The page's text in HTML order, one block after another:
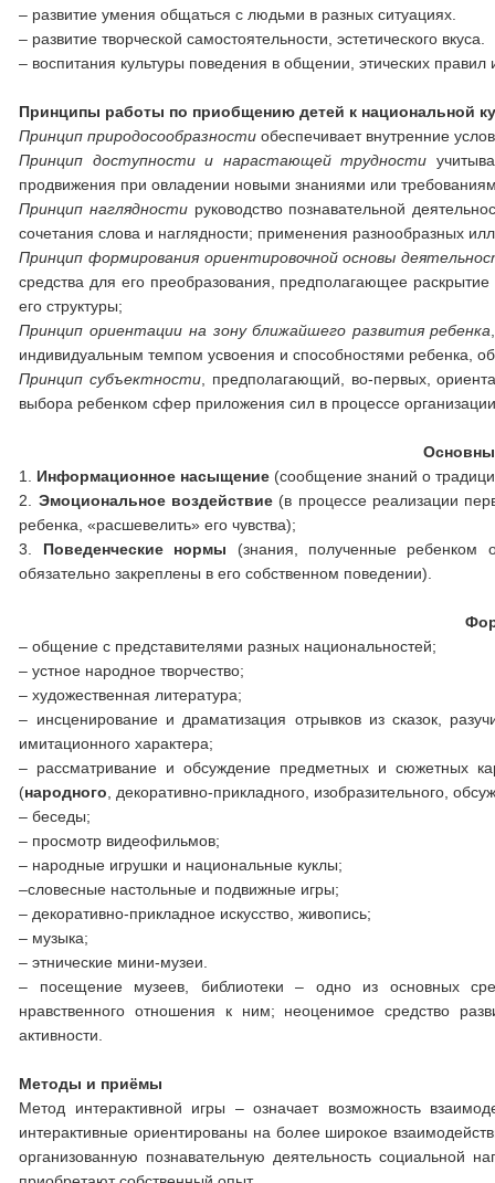
– развитие умения общаться с людьми в разных ситуациях.
– развитие творческой самостоятельности, эстетического вкуса.
– воспитания культуры поведения в общении, этических
Принципы работы по приобщению детей к национальной
Принцип природосообразности обеспечивает внутренние
Принцип доступности и нарастающей трудности
продвижения при овладении новыми знаниями или
Принцип наглядности руководство познавательной
сочетания слова и наглядности; применения разнообразных
Принцип формирования ориентировочной основы
средства для его преобразования, предполагающее
его структуры;
Принцип ориентации на зону ближайшего развития ребенка
индивидуальным темпом усвоения и способностями ребенка,
Принцип субъектности , предполагающий, во-первых,
выбора ребенком сфер приложения сил в процессе
1. Информационное насыщение (сообщение знаний о
2. Эмоциональное воздействие (в процессе реализации
ребенка, «расшевелить» его чувства);
3. Поведенческие нормы (знания, полученные ребенком
обязательно закреплены в его собственном поведении).
– общение с представителями разных национальностей;
– устное народное творчество;
– художественная литература;
– инсценирование и драматизация отрывков из сказок,
имитационного характера;
– рассматривание и обсуждение предметных и сюжетных
(народного , декоративно-прикладного, изобразительного,
– беседы;
– просмотр видеофильмов;
– народные игрушки и национальные куклы;
–словесные настольные и подвижные игры;
– декоративно-прикладное искусство, живопись;
– музыка;
– этнические мини-музеи.
– посещение музеев, библиотеки – одно из основных
нравственного отношения к ним; неоценимое средство
активности.
Методы и приёмы
Метод интерактивной игры – означает возможность
интерактивные ориентированы на более широкое
организованную познавательную деятельность социальной